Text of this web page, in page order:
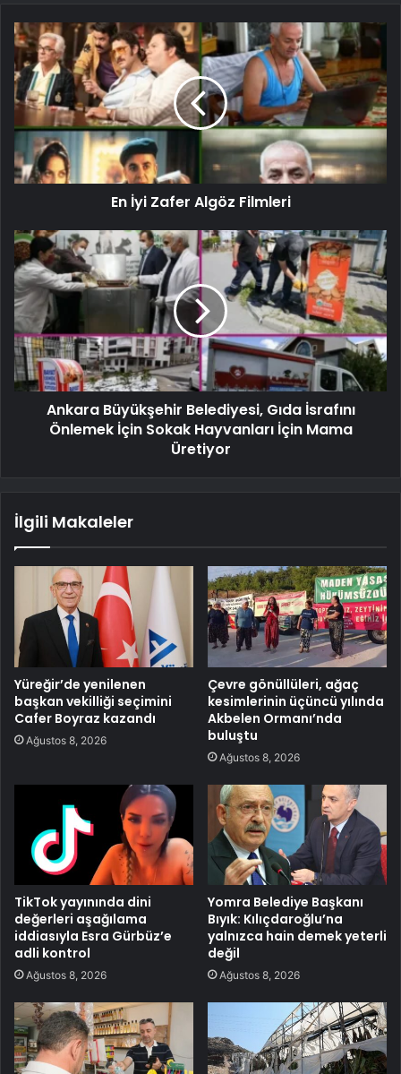
En İyi Zafer Algöz Filmleri
Ankara Büyükşehir Belediyesi, Gıda İsrafını
Önlemek İçin Sokak Hayvanları İçin Mama
Üretiyor
İlgili Makaleler
Yüreğir’de yenilenen
başkan vekilliği seçimini
Cafer Boyraz kazandı
Ağustos 8, 2026
Çevre gönüllüleri, ağaç
kesimlerinin üçüncü yılında
Akbelen Ormanı’nda
buluştu
Ağustos 8, 2026
TikTok yayınında dini
değerleri aşağılama
iddiasıyla Esra Gürbüz’e
adli kontrol
Ağustos 8, 2026
Yomra Belediye Başkanı
Bıyık: Kılıçdaroğlu’na
yalnızca hain demek yeterli
değil
Ağustos 8, 2026